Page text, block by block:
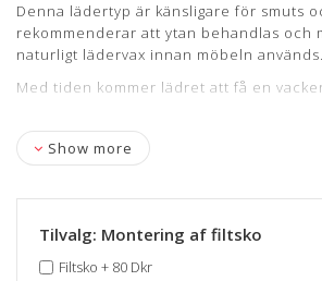
Denna lädertyp är känsligare för smuts
rekommenderar att ytan behandlas och
naturligt lädervax innan möbeln används.
Med tiden kommer lädret att få en
Show more
Tilvalg: Montering af filtsko
Filtsko + 80 Dkr